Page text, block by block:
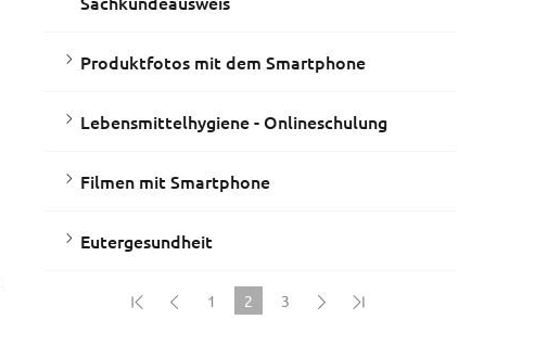
Produktfotos mit dem Smartphone
Lebensmittelhygiene - Onlineschulung
Filmen mit Smartphone
Eutergesundheit
1
2
3